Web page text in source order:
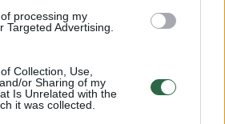
processing my
Targeted Advertising.
Collection, Use,
or Sharing of my
Is Unrelated with the
it was collected.
kuris suprastų šio
ir būtų pasiruošęs